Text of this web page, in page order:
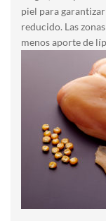
piel para
reducido. Las
menos aporte de